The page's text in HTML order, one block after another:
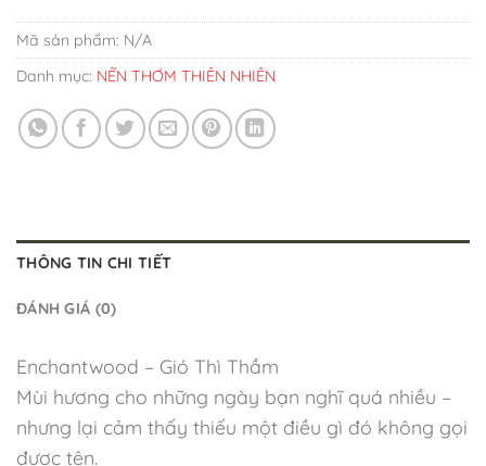
Mã sản phẩm: N/A
Danh mục: NẾN THƠM THIÊN NHIÊN
THÔNG TIN CHI TIẾT
ĐÁNH GIÁ (0)
Enchantwood – Gió Thì Thầm
Mùi hương cho những ngày bạn nghĩ quá nhiều –
nhưng lại cảm thấy thiếu một điều gì đó không gọi
được tên.